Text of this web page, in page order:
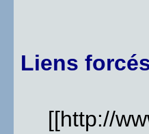
Liens
[[http://